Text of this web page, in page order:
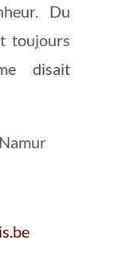
Du
toujours
disait